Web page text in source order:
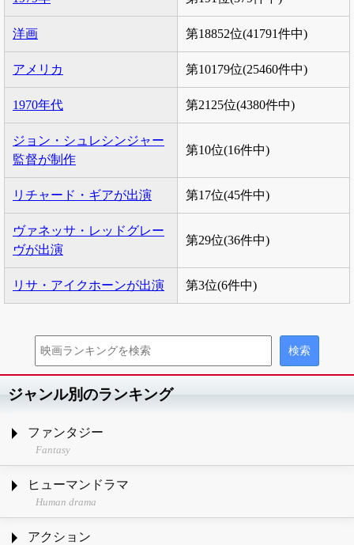
洋画 第18852位(41791件中)
アメリカ 第10179位(25460件中)
1970年代 第2125位(4380件中)
ジョン・シュレシンジャー
監督が制作
第10位(16件中)
リチャード・ギアが出演 第17位(45件中)
ヴァネッサ・レッドグレー
ヴが出演
第29位(36件中)
リサ・アイクホーンが出演 第3位(6件中)
ジャンル別のランキング
ファンタジー
Fantasy
ヒューマンドラマ
Human drama
アクション